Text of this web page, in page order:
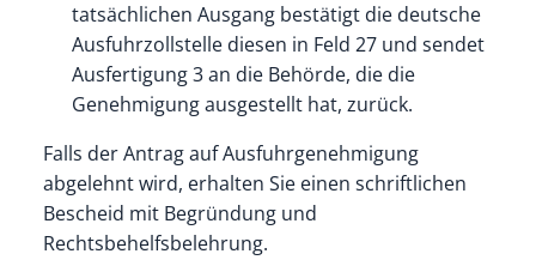
tatsächlichen Ausgang bestätigt die deutsche
Ausfuhrzollstelle diesen in Feld 27 und sendet
Ausfertigung 3 an die Behörde, die die
Genehmigung ausgestellt hat, zurück.
Falls der Antrag auf Ausfuhrgenehmigung
abgelehnt wird, erhalten Sie einen schriftlichen
Bescheid mit Begründung und
Rechtsbehelfsbelehrung.